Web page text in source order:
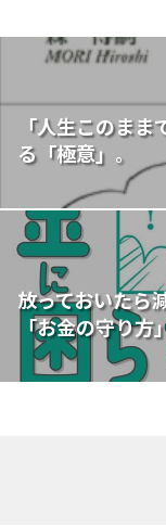
「人生このま
る「極意」。
放っておいたら
「お金の守り方